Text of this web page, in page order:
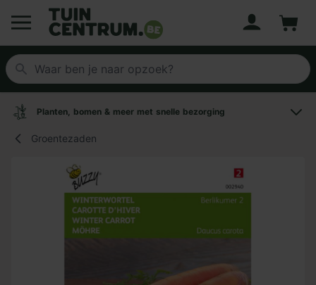
Logo Tuincentrum.be
Planten, bomen & meer met snelle bezorging
Groentezaden